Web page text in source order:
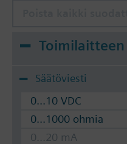
Säätöviesti
0...10 VDC
0...1000 ohmia
0...20 mA